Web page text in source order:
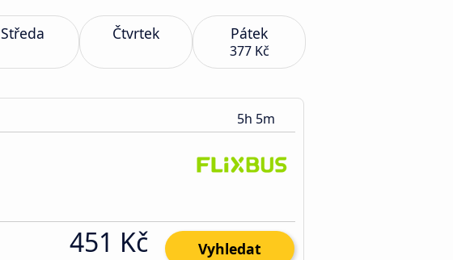
Středa Čtvrtek Pátek
377 Kč
5h 5m
451 Kč Vyhledat